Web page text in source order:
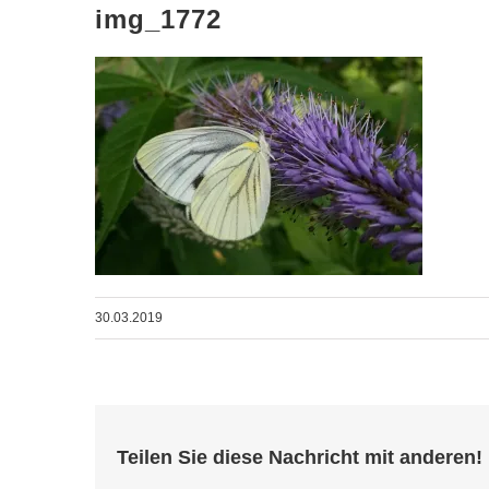
img_1772
30.03.2019
Teilen Sie diese Nachricht mit anderen!